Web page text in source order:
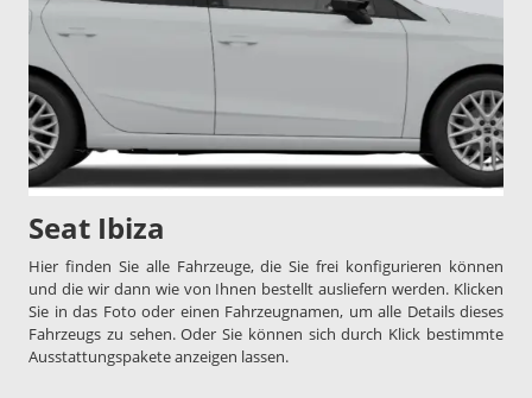
Seat Ibiza
Hier finden Sie alle Fahrzeuge, die Sie frei konfigurieren können
und die wir dann wie von Ihnen bestellt ausliefern werden. Klicken
Sie in das Foto oder einen Fahrzeugnamen, um alle Details dieses
Fahrzeugs zu sehen. Oder Sie können sich durch Klick bestimmte
Ausstattungspakete anzeigen lassen.